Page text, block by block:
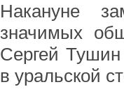
Накануне
значимых
Сергей Тушин
в уральской